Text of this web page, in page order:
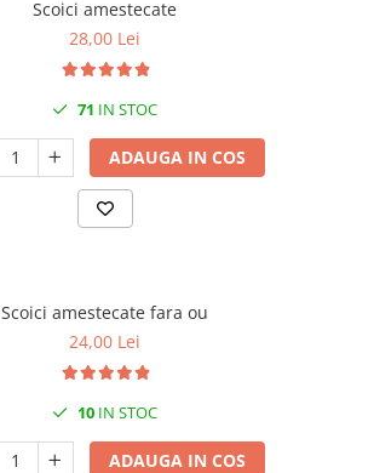
Scoici amestecate
28,00 Lei
71 IN STOC
ADAUGA IN COS
Scoici amestecate fara ou
24,00 Lei
10 IN STOC
ADAUGA IN COS